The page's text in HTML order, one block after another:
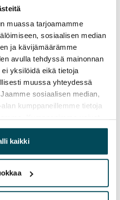
muassa tarjoamamme
sosiaalisen median
ja kävijämäärämme
avulla tehdyssä mainonnan
yksilöidä eikä tietoja
muussa yhteydessä
sosiaalisen median,
kumppaneillemme tietoja
tietoihin, joita olet antanut
olet käyttänyt heidän
kaikki